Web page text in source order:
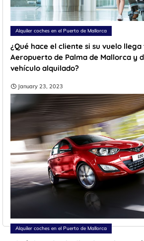
Alquiler coches en el Puerto de Mallorca
¿Qué hace el cliente si su vuelo
Aeropuerto de Palma de Mallorca y
vehículo alquilado?
January 23, 2023
Alquiler coches en el Puerto de Mallorca